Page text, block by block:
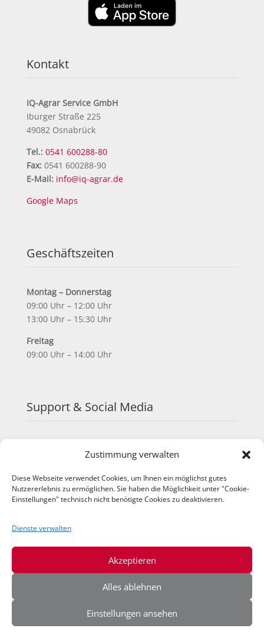
Zustimmung verwalten
Diese Webseite verwendet Cookies, um Ihnen ein möglichst gutes
Nutzererlebnis zu ermöglichen. Sie haben die Möglichkeit unter "Cookie-
Einstellungen" technisch nicht benötigte Cookies zu deaktivieren.
Dienste verwalten
Akzeptieren
Alles ablehnen
Einstellungen ansehen
Kontakt
IQ-Agrar Service GmbH
Iburger Straße 225
49082 Osnabrück
Tel.: 0541 600288-80
Fax:0541 600288-90
E-Mail: info@iq-agrar.de
Google Maps
Geschäftszeiten
Montag – Donnerstag
09:00 Uhr – 12:00 Uhr
13:00 Uhr – 15:30 Uhr
Freitag
09:00 Uhr – 14:00 Uhr
Support & Social Media
YouTube
Instagram
© 2026 IQ-Agrar Service GmbH